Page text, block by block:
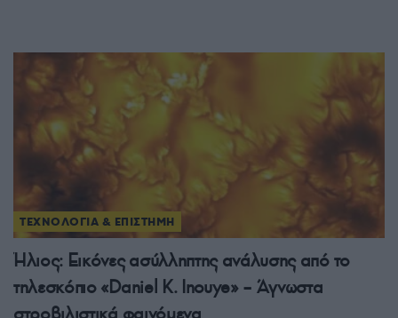
ΤΕΧΝΟΛΟΓΙΑ & ΕΠΙΣΤΗΜΗ
Ήλιος: Εικόνες ασύλληπτης ανάλυσης από το
τηλεσκόπιο «Daniel K. Inouye» – Άγνωστα
στροβιλιστικά φαινόμενα